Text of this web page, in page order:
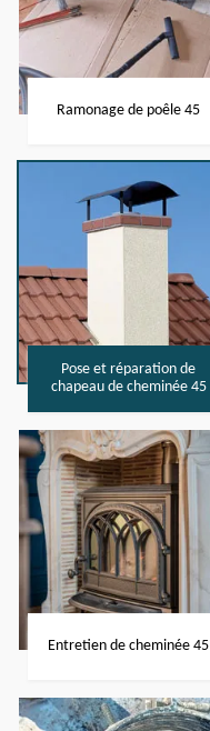
Ramonage de poêle 45
Pose et réparation de
chapeau de cheminée 45
Entretien de cheminée 45